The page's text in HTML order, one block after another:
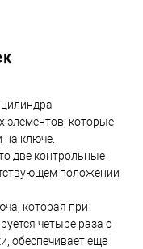
элементов, которые
ключе.
две контрольные
положении
которая при
четыре раза с
обеспечивает еще